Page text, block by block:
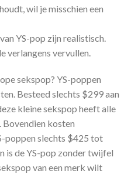
wil je misschien een
YS-pop zijn realistisch.
verlangens vervullen.
sekspop? YS-poppen
Besteed slechts $299 aan
kleine sekspop heeft alle
Bovendien kosten
poppen slechts $425 tot
is de YS-pop zonder twijfel
van een merk wilt